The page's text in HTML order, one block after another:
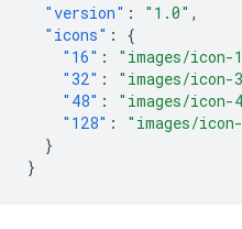
"version" : "1.0" ,
"icons" :
{
"16" : "images/icon-
"32" : "images/icon-
"48" : "images/icon-
"128" :
"images/
}
}